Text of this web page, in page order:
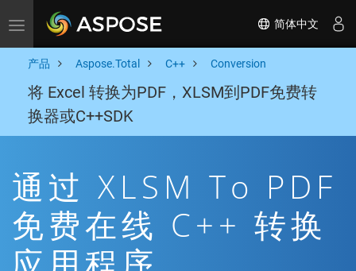
Toggle navigation 简体中文
产品 Aspose.Total C++ Conversion
将 Excel 转换为PDF，XLSM到PDF免费转
换器或C++SDK
通过 XLSM To PDF
免费在线 C++ 转换